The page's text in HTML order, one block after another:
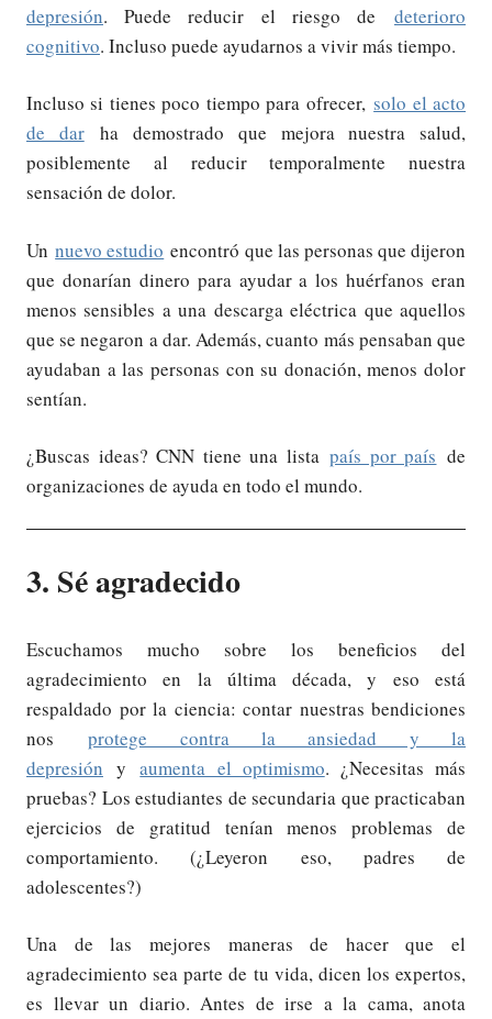
depresión. Puede reducir el riesgo de deterioro
cognitivo. Incluso puede ayudarnos a vivir más tiempo.
Incluso si tienes poco tiempo para ofrecer, solo el acto
de darha demostrado que mejora nuestra salud,
posiblemente al reducir temporalmente nuestra
sensación de dolor.
Unnuevo estudio encontró que las personas que dijeron
que donarían dinero para ayudar a los huérfanos eran
menos sensibles a una descarga eléctrica que aquellos
que se negaron a dar. Además, cuanto más pensaban que
ayudaban a las personas con su donación, menos dolor
sentían.
¿Buscas ideas? CNN tiene una listapaís por país de
organizaciones de ayuda en todo el mundo.
3. Sé agradecido
Escuchamos mucho sobre los beneficios del
agradecimiento en la última década, y eso está
respaldado por la ciencia: contar nuestras bendiciones
nosprotege contra la ansiedad y la
depresión yaumenta el optimismo. ¿Necesitas más
pruebas? Los estudiantes de secundaria que practicaban
ejercicios de gratitud tenían menos problemas de
comportamiento. (¿Leyeron eso, padres de
adolescentes?)
Una de las mejores maneras de hacer que el
agradecimiento sea parte de tu vida, dicen los expertos,
es llevar un diario. Antes de irse a la cama, anota